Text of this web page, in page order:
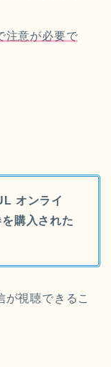
注意が必要で
オンライ
購入された
視聴できるこ